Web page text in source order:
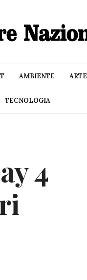
AMBIENTE ARTE
TECNOLOGIA
4